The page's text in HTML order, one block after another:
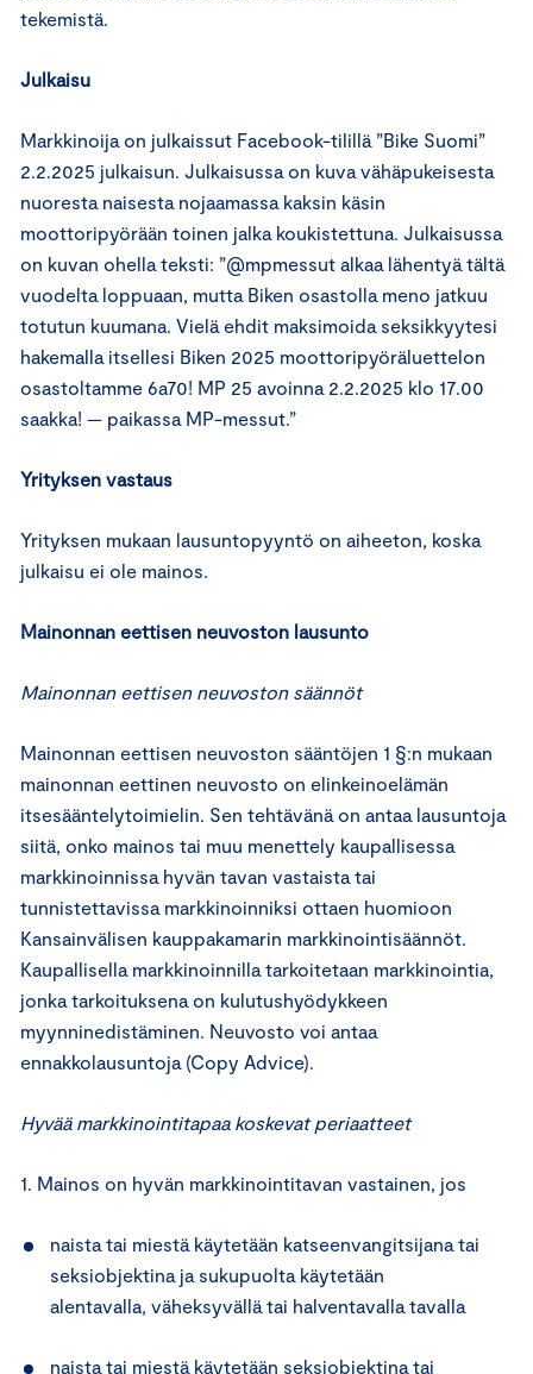
tekemistä.
Julkaisu
Markkinoija on julkaissut Facebook-tilillä ”Bike Suomi”
2.2.2025 julkaisun. Julkaisussa on kuva vähäpukeisesta
nuoresta naisesta nojaamassa kaksin käsin
moottoripyörään toinen jalka koukistettuna. Julkaisussa
on kuvan ohella teksti: ”@mpmessut alkaa lähentyä tältä
vuodelta loppuaan, mutta Biken osastolla meno jatkuu
totutun kuumana. Vielä ehdit maksimoida seksikkyytesi
hakemalla itsellesi Biken 2025 moottoripyöräluettelon
osastoltamme 6a70! MP 25 avoinna 2.2.2025 klo 17.00
saakka! — paikassa MP-messut.”
Yrityksen vastaus
Yrityksen mukaan lausuntopyyntö on aiheeton, koska
julkaisu ei ole mainos.
Mainonnan eettisen neuvoston lausunto
Mainonnan eettisen neuvoston säännöt
Mainonnan eettisen neuvoston sääntöjen 1 §:n mukaan
mainonnan eettinen neuvosto on elinkeinoelämän
itsesääntelytoimielin. Sen tehtävänä on antaa lausuntoja
siitä, onko mainos tai muu menettely kaupallisessa
markkinoinnissa hyvän tavan vastaista tai
tunnistettavissa markkinoinniksi ottaen huomioon
Kansainvälisen kauppakamarin markkinointisäännöt.
Kaupallisella markkinoinnilla tarkoitetaan markkinointia,
jonka tarkoituksena on kulutushyödykkeen
myynninedistäminen. Neuvosto voi antaa
ennakkolausuntoja (Copy Advice).
Hyvää markkinointitapaa koskevat periaatteet
1. Mainos on hyvän markkinointitavan vastainen, jos
naista tai miestä käytetään katseenvangitsijana tai
seksiobjektina ja sukupuolta käytetään
alentavalla, väheksyvällä tai halventavalla tavalla
naista tai miestä käytetään seksiobjektina tai